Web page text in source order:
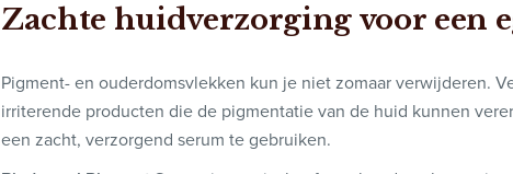
Zachte huidverzorging voor een
Pigment- en ouderdomsvlekken kun je niet zomaar verwijderen.
irriterende producten die de pigmentatie van de huid kunnen
een zacht, verzorgend serum te gebruiken.